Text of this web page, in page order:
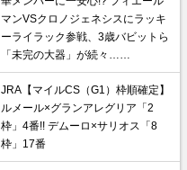
マンVSクロノジェネシスにラッキ
ーライラック参戦、3歳バビットら
「未完の大器」が続々……
JRA【マイルCS（G1）枠順確定】
ルメール×グランアレグリア「2
枠」4番!! デムーロ×サリオス「8
枠」17番